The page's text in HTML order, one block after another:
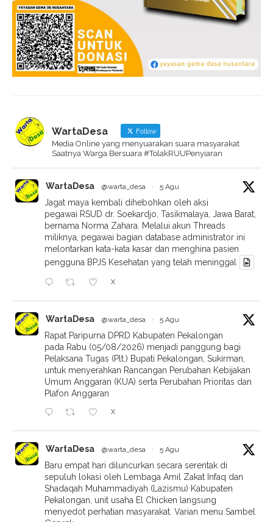
WartaDesa Follow
Media Online yang menyuarakan suara masyarakat
Saatnya Warga Bersuara #TolakRUUPenyiaran
WartaDesa @warta_desa · 5 Agu
Jagat maya kembali dihebohkan oleh aksi
pegawai RSUD dr. Soekardjo, Tasikmalaya, Jawa Barat,
bernama Norma Zahara. Melalui akun Threads
miliknya, pegawai bagian database administrator ini
melontarkan kata-kata kasar dan menghina pasien
pengguna BPJS Kesehatan yang telah meninggal
X
WartaDesa @warta_desa · 5 Agu
Rapat Paripurna DPRD Kabupaten Pekalongan
pada Rabu (05/08/2026) menjadi panggung bagi
Pelaksana Tugas (Plt.) Bupati Pekalongan, Sukirman,
untuk menyerahkan Rancangan Perubahan Kebijakan
Umum Anggaran (KUA) serta Perubahan Prioritas dan
Plafon Anggaran
X
WartaDesa @warta_desa · 5 Agu
Baru empat hari diluncurkan secara serentak di
sepuluh lokasi oleh Lembaga Amil Zakat Infaq dan
Shadaqah Muhammadiyah (Lazismu) Kabupaten
Pekalongan, unit usaha El Chicken langsung
menyedot perhatian masyarakat. Varian menu Sambel